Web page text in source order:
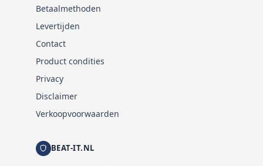
Betaalmethoden
Levertijden
Contact
Product condities
Privacy
Disclaimer
Verkoopvoorwaarden
BEAT-IT.NL